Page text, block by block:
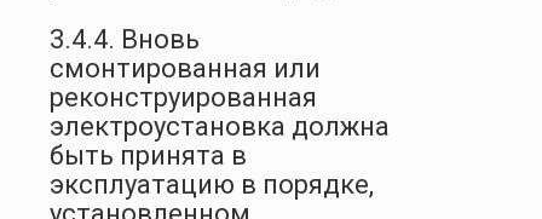
3.4.4. Вновь
смонтированная или
реконструированная
электроустановка должна
быть принята в
эксплуатацию в порядке,